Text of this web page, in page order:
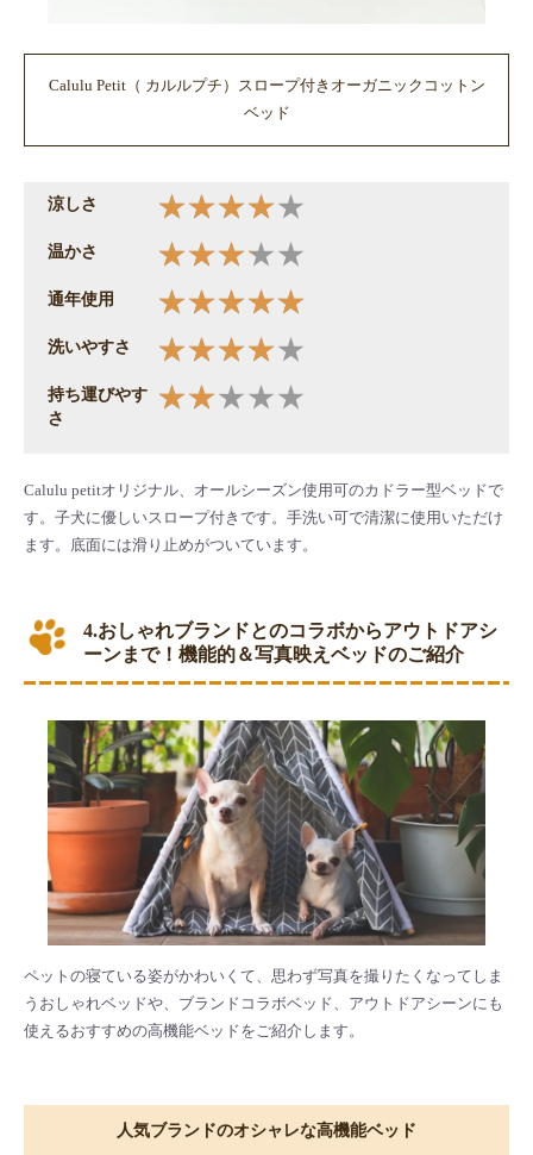
Calulu Petit（ カルルプチ）スロープ付きオーガニックコットン
ベッド
涼しさ
温かさ
通年使用
洗いやすさ
持ち運びやす
さ
Calulu petitオリジナル、オールシーズン使用可のカドラー型ベッドで
す。子犬に優しいスロープ付きです。手洗い可で清潔に使用いただけ
ます。底面には滑り止めがついています。
4.おしゃれブランドとのコラボからアウトドアシ
ーンまで！機能的＆写真映えベッドのご紹介
ペットの寝ている姿がかわいくて、思わず写真を撮りたくなってしま
うおしゃれベッドや、ブランドコラボベッド、アウトドアシーンにも
使えるおすすめの高機能ベッドをご紹介します。
人気ブランドのオシャレな高機能ベッド